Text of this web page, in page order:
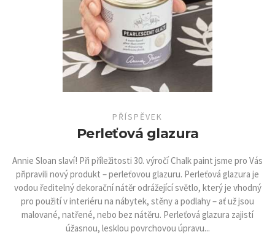
PŘÍSPĚVEK
Perleťová glazura
Annie Sloan slaví! Při příležitosti 30. výročí Chalk paint jsme pro Vás
připravili nový produkt – perleťovou glazuru. Perleťová glazura je
vodou ředitelný dekorační nátěr odrážející světlo, který je vhodný
pro použití v interiéru na nábytek, stěny a podlahy – ať už jsou
malované, natřené, nebo bez nátěru. Perleťová glazura zajistí
úžasnou, lesklou povrchovou úpravu...